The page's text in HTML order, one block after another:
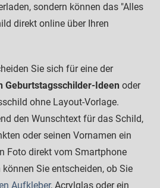
sondern können das "Alles
direkt online über Ihren
Sie sich für eine der
Geburtstagsschilder-Ideen oder
ohne Layout-Vorlage.
den Wunschtext für das Schild,
oder seinen Vornamen ein
Foto direkt vom Smartphone
Sie entscheiden, ob Sie
Aufkleber, Acrylglas oder ein